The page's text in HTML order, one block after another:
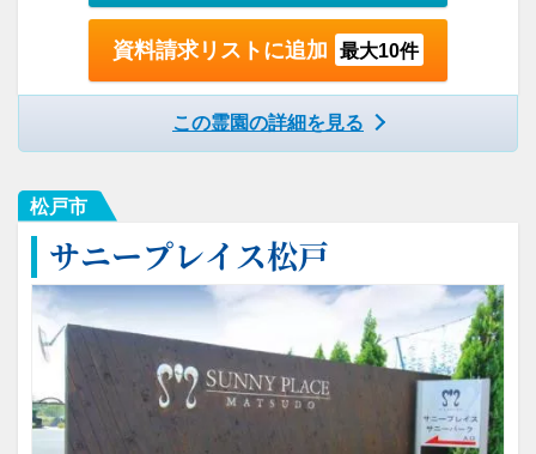
資料請求リストに追加 最大10件
この霊園の詳細を見る
松戸市
サニープレイス松戸